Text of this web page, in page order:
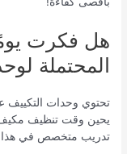
هل فكرت
المحتملة
تحتوي وحدات التكييف
يحين وقت تنظيف مكيف
تدريب متخصص في هذا